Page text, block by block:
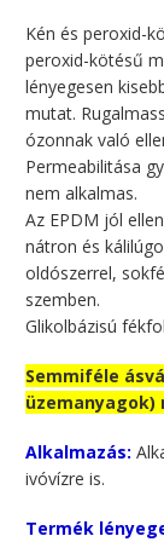
Kén és peroxid-
peroxid-kötésű
lényegesen
mutat.
ózonnak való
Permeabilitása
nem alkalmas.
Az EPDM jól
nátron és
oldószerrel,
szemben.
Glikolbázisú
Semmiféle
üzemanyagok)
Alkalmazás:
ivóvízre is.
Termék